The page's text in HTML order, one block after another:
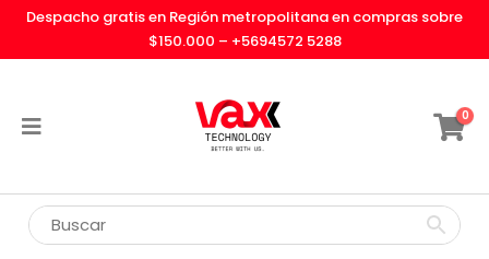
Despacho gratis en Región metropolitana en compras sobre
$150.000 – +5694572 5288
0